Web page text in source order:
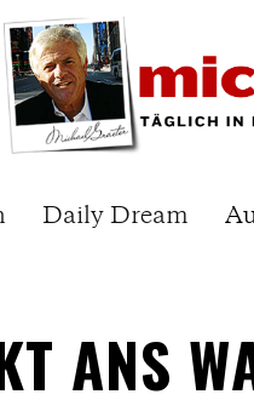
Daily Dream
ANS